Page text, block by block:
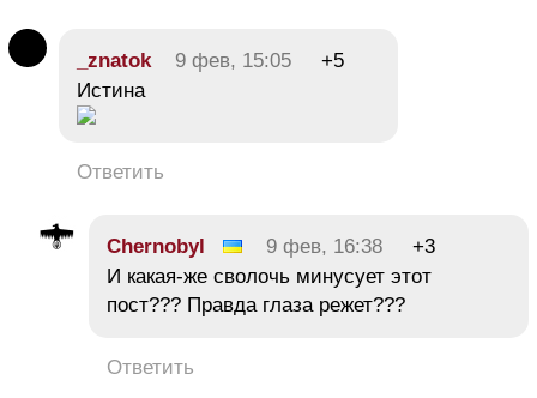
_znatok 9 фев, 15:05
+5
Истина
Ответить
Chernobyl 9 фев, 16:38
+3
И какая-же сволочь минусует этот
пост??? Правда глаза режет???
Ответить